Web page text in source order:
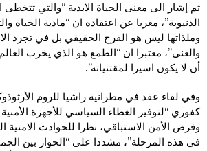
ثم إشار الى معنى الحياة الابدية “والتي تتخطى
الدنيوية”، معربا عن اعتقاده ان “مادية الحياة
وملذاتها ليس هو الفرح الحقيقي بل في تجرد
والغنى”، معتبرا ان “الطمع هو الذي يخرب
أن لا يكون اسيرا لمقتنياته”.
وفي لقاء عقد في مطرانية راشيا للروم
كفوري “لتوفير الغطاء السياسي للأجهزة
وفرض الأمن الاستباقي، نظرا للحوادث الامنية
في هذه المرحلة”، مشددا على “الحوار بين